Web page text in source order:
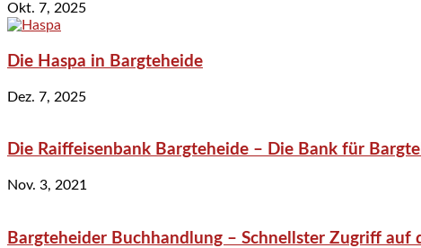
Okt. 7, 2025
Die Haspa in Bargteheide
Dez. 7, 2025
Die Raiffeisenbank Bargteheide – Die Bank für
Nov. 3, 2021
Bargteheider Buchhandlung – Schnellster Zugriff auf